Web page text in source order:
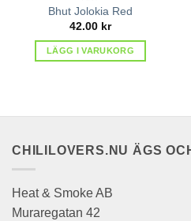
Bhut Jolokia Red
42.00 kr
LÄGG I VARUKORG
CHILILOVERS.NU ÄGS
Heat & Smoke AB
Muraregatan 42